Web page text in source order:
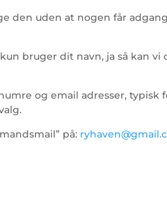
den uden at nogen får
bruger dit navn, ja så kan vi
og email adresser, typisk
på: